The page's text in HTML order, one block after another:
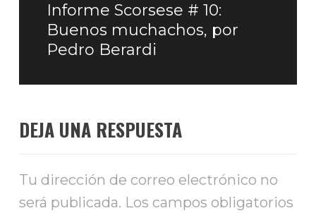
Entrada
siguiente:
Informe Scorsese # 10:
Buenos muchachos, por
Pedro Berardi
DEJA UNA RESPUESTA
Tu dirección de correo electrónico no
será publicada. Los campos obligatorios